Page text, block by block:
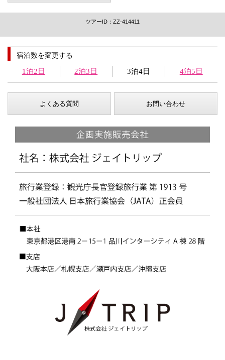
ツアーID：ZZ-414411
宿泊数を変更する
1泊2日 2泊3日 3泊4日 4泊5日
よくある質問 お問い合わせ